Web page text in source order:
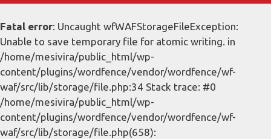
Fatal error: Uncaught wfWAFStorageFileException:
Unable to save temporary file for atomic writing. in
/home/mesivira/public_html/wp-
content/plugins/wordfence/vendor/wordfence/wf-
waf/src/lib/storage/file.php:34 Stack trace: #0
/home/mesivira/public_html/wp-
content/plugins/wordfence/vendor/wordfence/wf-
waf/src/lib/storage/file.php(658):